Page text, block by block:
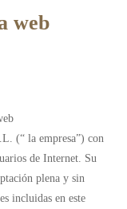
web
(“ la empresa”) con
de Internet. Su
plena y sin
incluidas en este